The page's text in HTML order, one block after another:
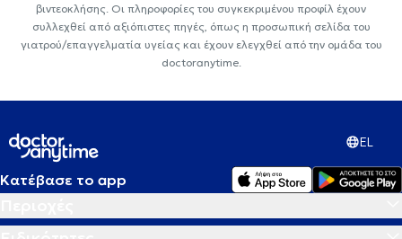
βιντεοκλήσης. Οι πληροφορίες του συγκεκριμένου προφίλ έχουν
συλλεχθεί από αξιόπιστες πηγές, όπως η προσωπική σελίδα του
γιατρού/επαγγελματία υγείας και έχουν ελεγχθεί από την ομάδα του
doctoranytime.
EL
Κατέβασε το app